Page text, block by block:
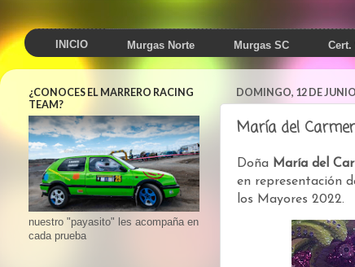
INICIO Murgas Norte Murgas SC Cert.
DOMINGO, 12 DE
María del
Doña María del
en representación
los Mayores 2022.
¿CONOCES EL MARRERO RACING
TEAM?
nuestro "payasito" les acompaña en
cada prueba